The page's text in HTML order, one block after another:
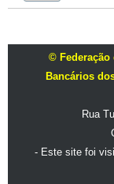
© Federação
Bancários
Rua
- Este site foi